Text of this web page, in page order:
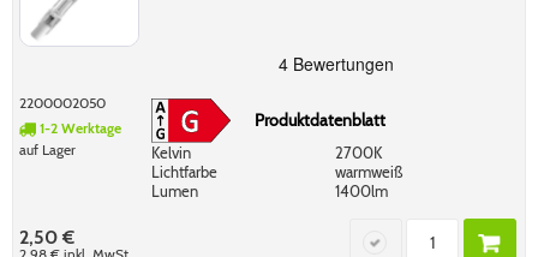
2200002050
1-2 Werktage
auf Lager
Produktdatenblatt
Kelvin
2700K
Lichtfarbe
warmweiß
Lumen
1400lm
2,50 €